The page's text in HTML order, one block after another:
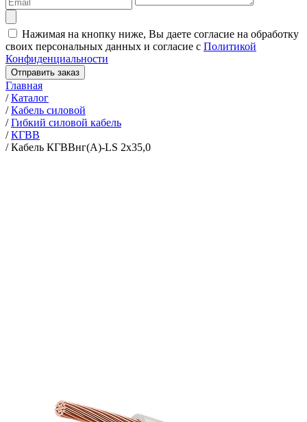
Нажимая на кнопку ниже, Вы даете согласие на обработку
своих персональных данных и согласие с Политикой
Конфиденциальности
Отправить заказ
Главная
/Каталог
/Кабель силовой
/Гибкий силовой кабель
/КГВВ
/Кабель КГВВнг(А)-LS 2х35,0